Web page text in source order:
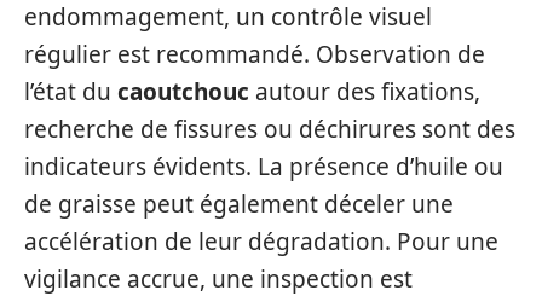
endommagement, un contrôle visuel
régulier est recommandé. Observation de
l’état du caoutchouc autour des fixations,
recherche de fissures ou déchirures sont des
indicateurs évidents. La présence d’huile ou
de graisse peut également déceler une
accélération de leur dégradation. Pour une
vigilance accrue, une inspection est